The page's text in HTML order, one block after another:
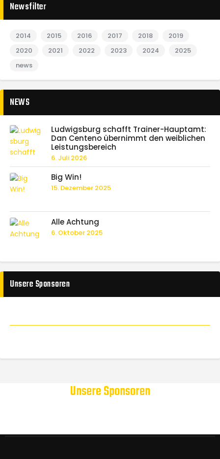
Newsfilter
2014 2015 2016 2017 2018
2019
2020
2021 2022 2023 2024
2025
news
NEWS
Ludwigsburg schafft Trainer-Hauptamt:
Dan Centeno übernimmt den weiblichen
Leistungsbereich
6. Juli 2026
Big Win!
15. Dezember 2025
Alle Achtung
6. Oktober 2025
Unsere Sponsoren
Unsere Sponsoren